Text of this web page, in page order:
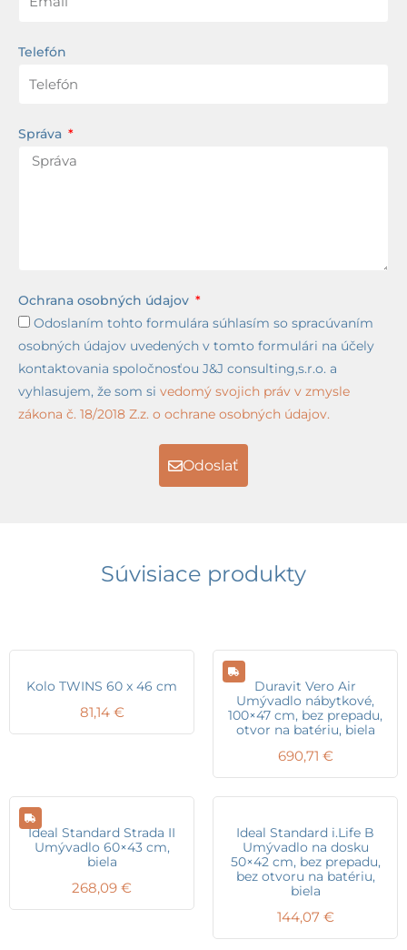
Telefón
Správa
Ochrana osobných údajov
Odoslaním tohto formulára súhlasím so spracúvaním
osobných údajov uvedených v tomto formulári na účely
kontaktovania spoločnosťou J&J consulting,s.r.o. a
vyhlasujem, že som si vedomý svojich práv v zmysle
zákona č. 18/2018 Z.z. o ochrane osobných údajov.
Odoslať
Súvisiace produkty
Kolo TWINS 60 x 46 cm
81,14 €
Duravit Vero Air
Umývadlo nábytkové,
100×47 cm, bez prepadu,
otvor na batériu, biela
690,71 €
Ideal Standard Strada II
Umývadlo 60×43 cm,
biela
268,09 €
Ideal Standard i.Life B
Umývadlo na dosku
50×42 cm, bez prepadu,
bez otvoru na batériu,
biela
144,07 €